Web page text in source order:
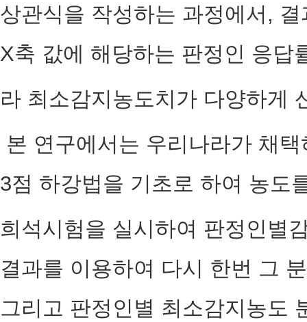
상관식을 작성하는 과정에서,
X축 값에 해당하는 판정인 응답
라 최소감지농도치가 다양하게
본 연구에서는 우리나라가 채
3점 하강법을 기초로 하여 농도
희석시험을 실시하여 판정인별
결과를 이용하여 다시 한번 그
그리고 판정인별 최소감지농도